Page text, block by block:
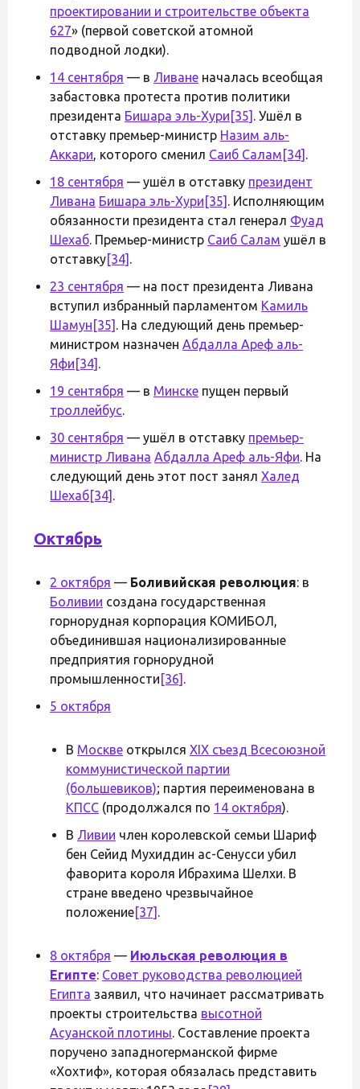
проектировании и строительстве объекта
627» (первой советской атомной
подводной лодки).
14 сентября — в Ливане началась всеобщая
забастовка протеста против политики
президента Бишара эль-Хури [35] . Ушёл в
отставку премьер-министр Назим аль-
Аккари, которого сменил Саиб Салам [34] .
18 сентября — ушёл в отставку президент
Ливана Бишара эль-Хури [35] . Исполняющим
обязанности президента стал генерал Фуад
Шехаб. Премьер-министр Саиб Салам ушёл в
отставку[34] .
23 сентября — на пост президента Ливана
вступил избранный парламентом Камиль
Шамун [35] . На следующий день премьер-
министром назначен Абдалла Ареф аль-
Яфи [34] .
19 сентября — в Минске пущен первый
троллейбус.
30 сентября — ушёл в отставку премьер-
министр Ливана Абдалла Ареф аль-Яфи. На
следующий день этот пост занял Халед
Шехаб[34] .
Октябрь
2 октября — Боливийская революция: в
Боливии создана государственная
горнорудная корпорация КОМИБОЛ,
объединившая национализированные
предприятия горнорудной
промышленности [36] .
5 октября
В Москве открылся XIX съезд Всесоюзной
коммунистической партии
(большевиков); партия переименована в
КПСС (продолжался по 14 октября).
В Ливии член королевской семьи Шариф
бен Сейид Мухиддин ас-Сенусси убил
фаворита короля Ибрахима Шелхи. В
стране введено чрезвычайное
положение[37] .
8 октября — Июльская революция в
Египте: Совет руководства революцией
Египта заявил, что начинает рассматривать
проекты строительства высотной
Асуанской плотины. Составление проекта
поручено западногерманской фирме
«Хохтиф», которая обязалась представить